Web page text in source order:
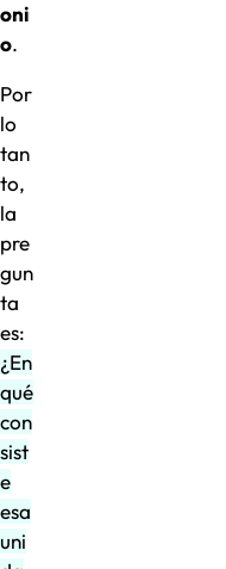
oni
o.
Por
lo
tan
to,
la
pre
gun
ta
es:
¿En
qué
con
sist
e
esa
uni